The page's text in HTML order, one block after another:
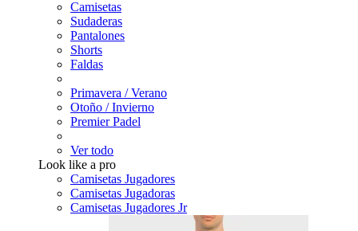
Camisetas
Sudaderas
Pantalones
Shorts
Faldas
Primavera / Verano
Otoño / Invierno
Premier Padel
Ver todo
Look like a pro
Camisetas Jugadores
Camisetas Jugadoras
Camisetas Jugadores Jr